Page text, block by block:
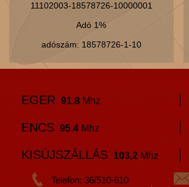
11102003-18578726-10000001
Adó 1%
adószám: 18578726-1-10
EGER 91.8 Mhz
ENCS 95.4 Mhz
KISÚJSZÁLLÁS 103,2 Mhz
Telefon: 36/510-610